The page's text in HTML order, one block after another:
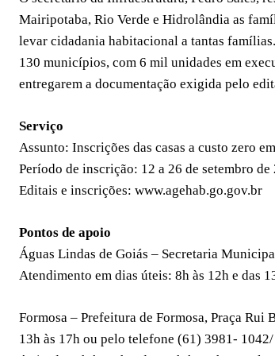
Mairipotaba, Rio Verde e Hidrolândia as
levar cidadania habitacional a tantas
130 municípios, com 6 mil unidades em
entregarem a documentação exigida pelo
Serviço
Assunto: Inscrições das casas a custo zero
Período de inscrição: 12 a 26 de setembro de
Editais e inscrições: www.agehab.go.gov.br
Pontos de apoio
Águas Lindas de Goiás – Secretaria
Atendimento em dias úteis: 8h às 12h e das
Formosa – Prefeitura de Formosa, Praça Rui
13h às 17h ou pelo telefone (61) 3981-